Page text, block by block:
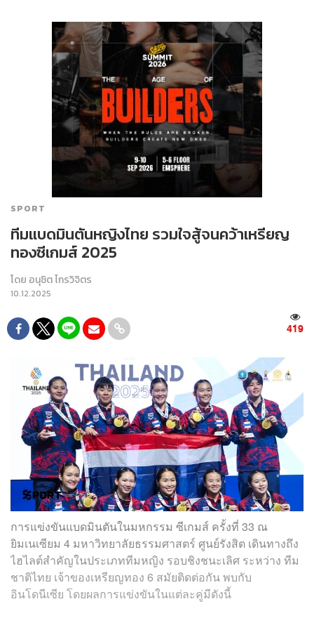
SPORT
ทีมแบดมินตันหญิงไทย รวมใจสู้จนคว้าเหรียญ
ทองซีเกมส์ 2025
โดย อนุชิต ไกรวิจิตร
10.12.2025
419
การแข่งขันแบดมินตันในมหกรรม ซีเกมส์ ครั้งที่ 33 ณ
ยิมเนเซียม 4 มหาวิทยาลัยธรรมศาสตร์ ศูนย์รังสิต เดินทางถึง
ไฮไลต์สำคัญในประเภททีมหญิง รอบชิงชนะเลิศ ระหว่าง ทีม
ชาติไทย เจ้าของเหรียญทอง 6 สมัยติดต่อกัน พบกับ
อินโดนีเซีย โดยผลการแข่งขันในแต่ละคู่มีดังนี้